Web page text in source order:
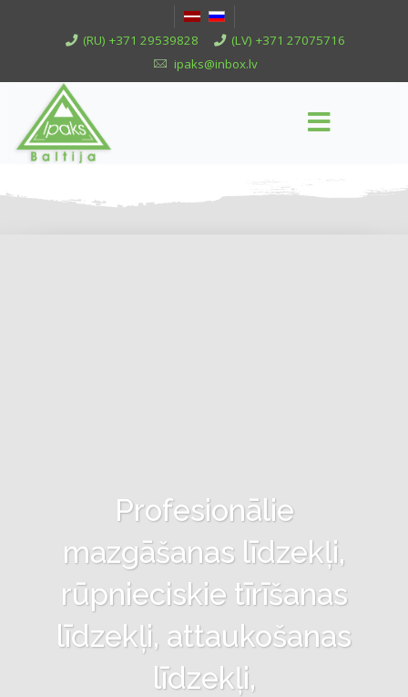
(RU) +371 29539828
(LV) +371 27075716
ipaks@inbox.lv
Profesionālie
mazgāšanas līdzekļi,
rūpnieciskie tīrīšanas
līdzekļi, attaukošanas
līdzekļi,